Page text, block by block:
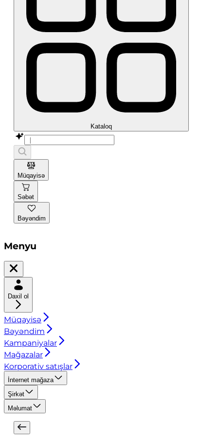
Kataloq
Müqayisə
Səbət
Bəyəndim
Menyu
Daxil ol
Müqayisə
Bəyəndim
Kampaniyalar
Mağazalar
Korporativ satışlar
İnternet mağaza
Şirkət
Məlumat